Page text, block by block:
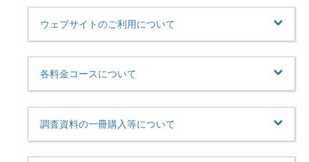
ウェブサイトのご利用について
各料金コースについて
調査資料の一冊購入等について